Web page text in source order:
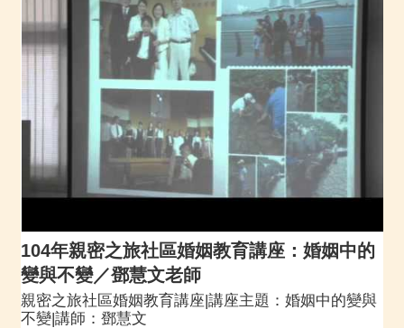
104年親密之旅社區婚姻教育講座：婚姻中的
變與不變／鄧慧文老師
親密之旅社區婚姻教育講座|講座主題：婚姻中的變與
不變|講師：鄧慧文